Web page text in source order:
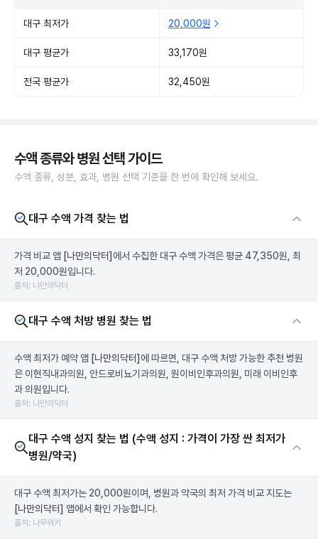
대구 최저가 20,000원
대구 평균가 33,170원
전국 평균가 32,450원
수액 종류와 병원 선택 가이드
수액 종류, 성분, 효과, 병원 선택 기준을 한 번에 확인해 보세요.
대구 수액 가격 찾는 법
가격 비교 앱 [나만의닥터] 에서 수집한 대구 수액 가격은 평균 47,350원, 최
저 20,000원입니다.
출처: 나만의닥터
대구 수액 처방 병원 찾는 법
수액 최저가 예약 앱 [나만의닥터] 에 따르면, 대구 수액 처방 가능한 추천 병원
은 이현직내과의원, 안드로비뇨기과의원, 원이비인후과의원, 미래 이비인후
과 의원입니다.
출처: 나만의닥터
대구 수액 성지 찾는 법 (수액 성지 : 가격이 가장 싼 최저가
병원/약국)
대구 수액 최저가는 20,000원이며, 병원과 약국의 최저 가격 비교 지도는
[나만의닥터] 앱에서 확인 가능합니다.
출처: 나무위키